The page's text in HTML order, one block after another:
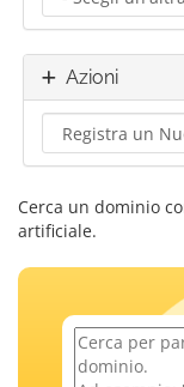
Azioni
Cerca un dominio
artificiale.